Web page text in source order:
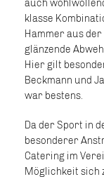
auch
klasse
Hammer aus der
glänzende
Hier gilt
Beckmann und
war bestens.
Da der Sport in
besonderer
Catering im
Möglichkeit